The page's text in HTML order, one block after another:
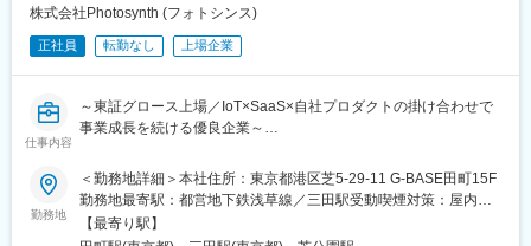
◇品質管理における課題の特定と改善施策の立案・実施・実行管
◇重大障害発生時 や 障害多発時の障害対応
特に重大障害発生時は情報が錯綜・混乱するため、強いイニシア
ことが求められます。
将来的にはマネージャーとして組織のマネジメントをお任せしま
す。そのために、現マネージャーの補佐として、チームマネジメ
ントをお願いするとともに、業務改善やメンバー育成にも携わっ
株式会社Photosynth (フォトシンス)
正社員 転勤なし 上場企業
仕事内容
～東証グロース上場／IoT×SaaS×自社プロダクトの掛け合わせで
事業成長を続ける優良企業～
■業務内容：
◇当社では、当社のソフトウェア群全体の品質を支えるQAエンジ
ニアを募集しています。IoTシステムとして、組み込みソフトウェ
アからWebアプリケーション、モバイルアプリケーションに至る
勤務地
＜勤務地詳細＞本社住所：東京都港区芝5-29-11 G-BASE田町15F
勤務地最寄駅：都営地下鉄浅草線／三田駅受動喫煙対策：屋内全
面禁煙変更の範囲：会社の定める事業所（リモートワーク含む）
【最寄り駅】